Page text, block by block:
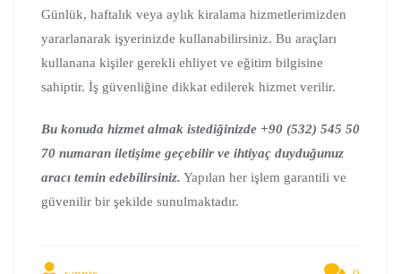
Günlük, haftalık veya aylık kiralama hizmetlerimizden
yararlanarak işyerinizde kullanabilirsiniz. Bu araçları
kullanana kişiler gerekli ehliyet ve eğitim bilgisine
sahiptir. İş güvenliğine dikkat edilerek hizmet verilir.
Bu konuda hizmet almak istediğinizde +90 (532) 545 50
70 numaran iletişime geçebilir ve ihtiyaç duyduğunuz
aracı temin edebilirsiniz. Yapılan her işlem garantili ve
güvenilir bir şekilde sunulmaktadır.